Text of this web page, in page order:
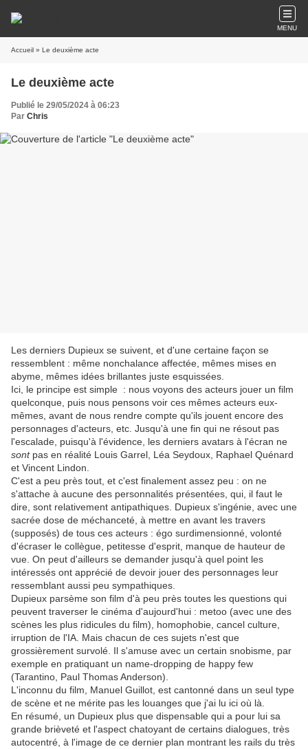
MENU
Accueil » Le deuxième acte
Le deuxième acte
Publié le 29/05/2024 à 06:23
Par Chris
Les derniers Dupieux se suivent, et d'une certaine façon se
ressemblent : même nonchalance affectée, mêmes mises en
abyme, mêmes idées brillantes juste esquissées.
Ici, le principe est simple : nous voyons des acteurs jouer un film
quelconque, puis nous pensons voir ces mêmes acteurs eux-
mêmes, avant de nous rendre compte qu'ils jouent encore des
personnages d'acteurs, etc. Jusqu'à une fin qui ne résout pas
l'escalade, puisqu'à l'évidence, les derniers avatars à l'écran ne
sont pas en réalité Louis Garrel, Léa Seydoux, Raphael Quénard
et Vincent Lindon.
C'est a peu près tout, et c'est finalement assez peu : on ne
s'attache à aucune des personnalités présentées, qui, il faut le
dire, sont relativement antipathiques. Dupieux s'ingénie, avec une
sacrée dose de méchanceté, à mettre en avant les travers
(supposés) de tous ces acteurs : égo surdimensionné, volonté
d'écraser le collègue, petitesse d'esprit, manque de hauteur de
vue. On peut d'ailleurs se demander jusqu'à quel point les
intéressés ont apprécié de devoir jouer des personnages leur
ressemblant aussi peu sympathiques.
Dupieux parsème son film d'à peu près toutes les questions qui
peuvent traverser le cinéma d'aujourd'hui : metoo (avec une des
scènes les plus ridicules du film), homophobie, cancel culture,
irruption de l'IA. Mais chacun de ces sujets n'est que
grossièrement survolé. Il s'amuse avec un certain snobisme, par
exemple en pratiquant un name-dropping de happy few
(Tarantino, Paul Thomas Anderson).
L'inconnu du film, Manuel Guillot, est cantonné dans un seul type
de scène et ne mérite pas les louanges que j'ai lu ici où là.
En résumé, un Dupieux plus que dispensable qui a pour lui sa
grande brièveté et l'aspect chatoyant de certains dialogues, très
autocentré, à l'image de ce dernier plan montrant les rails du très